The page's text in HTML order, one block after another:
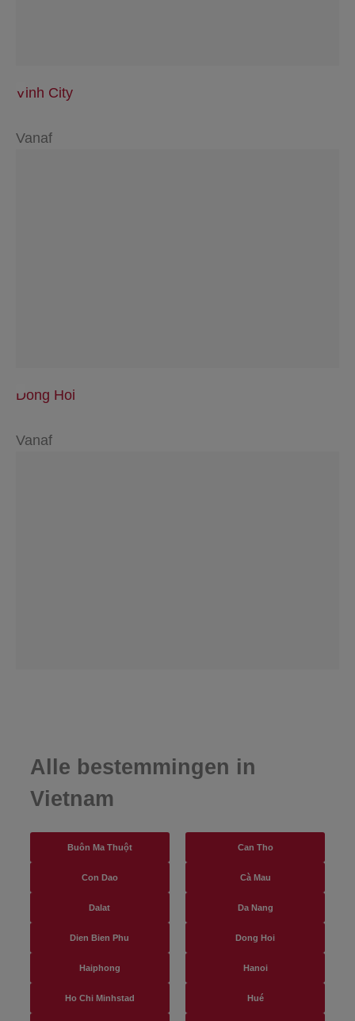
Vinh City
Vanaf
Dong Hoi
Vanaf
Alle bestemmingen in
Vietnam
Buôn Ma Thuột Can Tho
Con Dao Cà Mau
Dalat Da Nang
Dien Bien Phu Dong Hoi
Haiphong Hanoi
Ho Chi Minhstad Hué